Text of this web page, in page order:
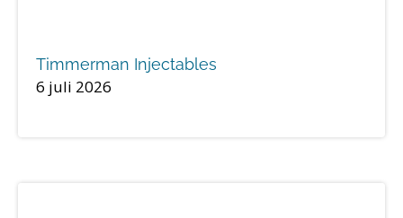
Timmerman Injectables
6 juli 2026